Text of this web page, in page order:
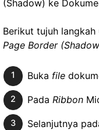
Berikut tujuh
Page Border
Buka file
Pada Ribbon
Selanjutnya